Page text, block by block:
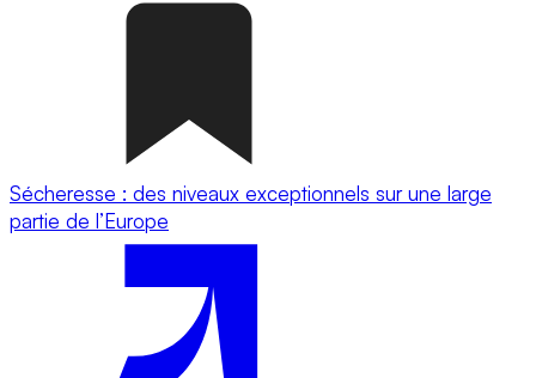
Sécheresse : des niveaux exceptionnels sur une large
partie de l’Europe